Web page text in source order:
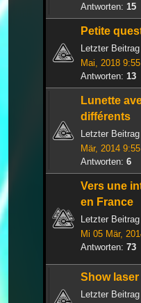
Antworten: 15
Petite
Letzter
Mai, 2018
Antworten: 13
Lunette
différents
Letzter
Mär, 2014
Antworten: 6
Vers une
en France
Letzter
Mi 05 Mär,
Antworten: 73
Show
Letzter